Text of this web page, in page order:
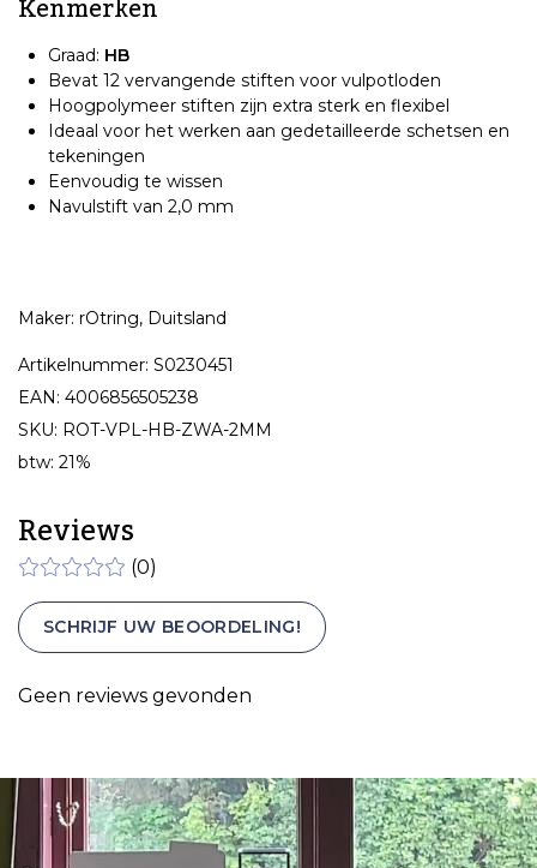
Graad: HB
Bevat 12 vervangende stiften voor vulpotloden
Hoogpolymeer stiften zijn extra sterk en flexibel
Ideaal voor het werken aan gedetailleerde schetsen en
tekeningen
Eenvoudig te wissen
Navulstift van 2,0 mm
Maker: rOtring, Duitsland
Artikelnummer: S0230451
EAN: 4006856505238
SKU: ROT-VPL-HB-ZWA-2MM
btw: 21%
Reviews
(0)
SCHRIJF UW BEOORDELING!
Geen reviews gevonden